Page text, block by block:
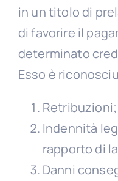
in un titolo di
di favorire il
determinato
Esso è
Retribuzioni;
Indennità
rapporto di
Danni